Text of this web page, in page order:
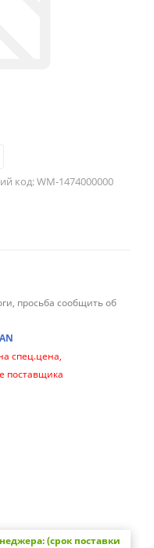
код:WM-1474000000
просьба сообщить об
спец.цена,
поставщика
(срок поставки